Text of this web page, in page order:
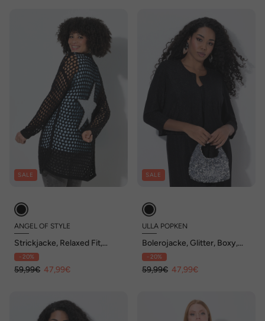
SALE
ANGEL OF STYLE
Strickjacke, Relaxed Fit,
Lochstrick, Rückenstern
- 20%
59,99€ 47,99€
SALE
ULLA POPKEN
Bolerojacke, Glitter, Boxy,
Rundhals, Langarm
- 20%
59,99€ 47,99€